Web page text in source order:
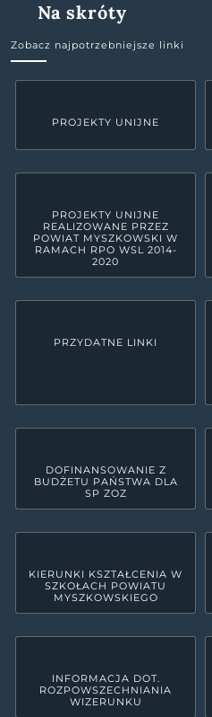
Na skróty
Zobacz najpotrzebniejsze linki
PROJEKTY UNIJNE
PROJEKTY UNIJNE
REALIZOWANE PRZEZ
POWIAT MYSZKOWSKI W
RAMACH RPO WSL 2014-
2020
PRZYDATNE LINKI
DOFINANSOWANIE Z
BUDŻETU PAŃSTWA DLA
SP ZOZ
KIERUNKI KSZTAŁCENIA W
SZKOŁACH POWIATU
MYSZKOWSKIEGO
INFORMACJA DOT.
ROZPOWSZECHNIANIA
WIZERUNKU